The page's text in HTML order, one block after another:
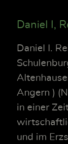
Daniel I,
Daniel I.
Angern )
in einer
und im